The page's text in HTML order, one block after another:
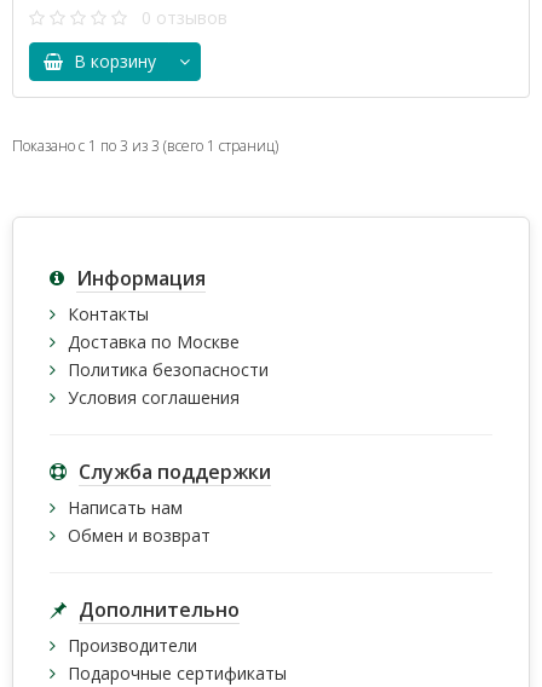
0 отзывов
В корзину
Показано с 1 по 3 из 3 (всего 1 страниц)
Информация
Контакты
Доставка по Москве
Политика безопасности
Условия соглашения
Служба поддержки
Написать нам
Обмен и возврат
Дополнительно
Производители
Подарочные сертификаты